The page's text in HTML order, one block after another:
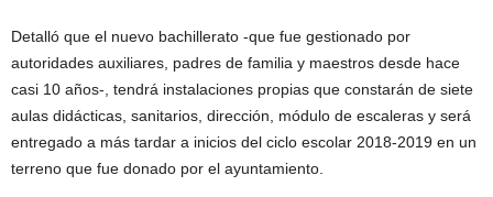
Detalló que el nuevo bachillerato -que fue gestionado por
autoridades auxiliares, padres de familia y maestros desde hace
casi 10 años-, tendrá instalaciones propias que constarán de siete
aulas didácticas, sanitarios, dirección, módulo de escaleras y será
entregado a más tardar a inicios del ciclo escolar 2018-2019 en un
terreno que fue donado por el ayuntamiento.